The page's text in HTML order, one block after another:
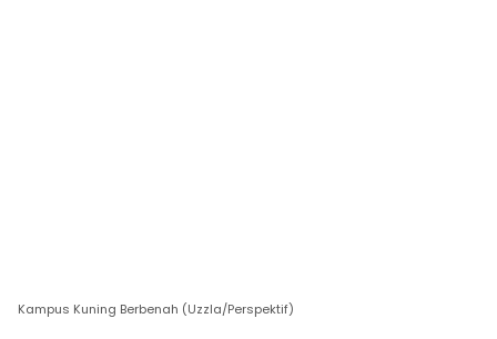
Kampus Kuning Berbenah (Uzzla/Perspektif)